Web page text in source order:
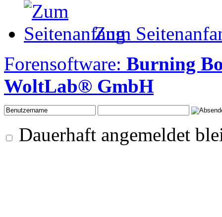
Zum
Forensoftware: Burning
WoltLab® GmbH
Dauerhaft angemeldet